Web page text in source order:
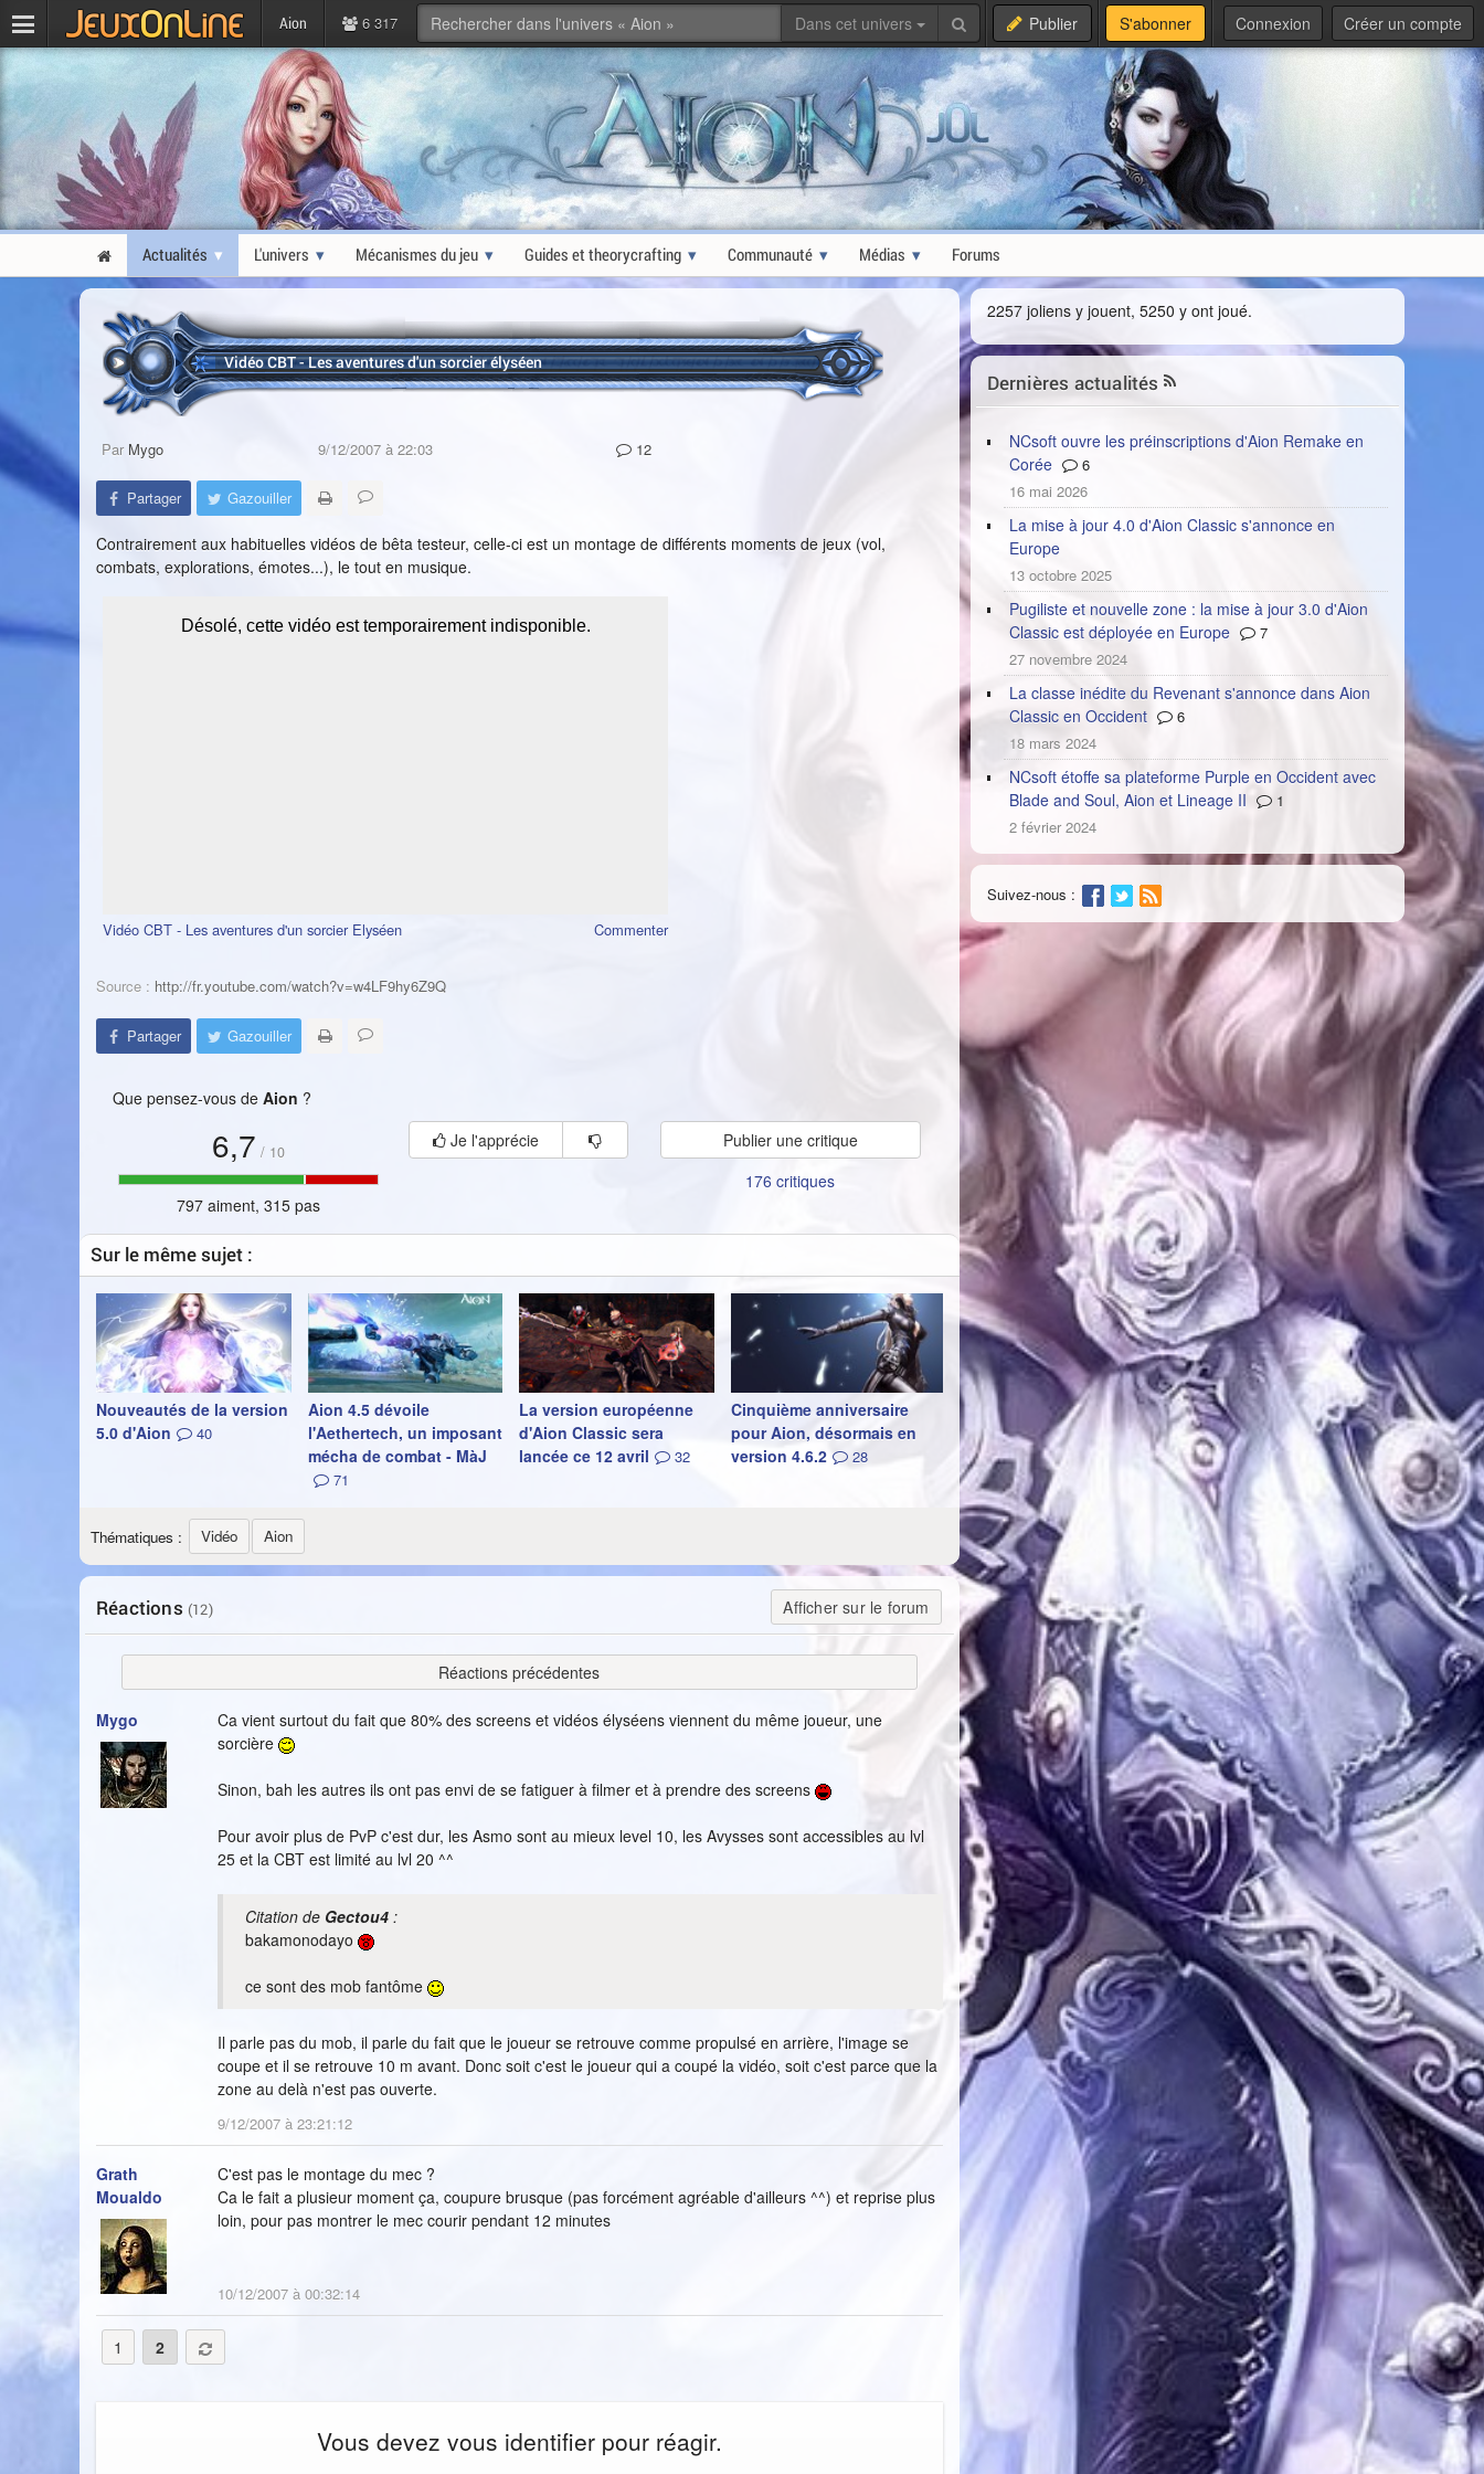
Aion 6 317 Dans cet univers Publier S'abonner Connexion Créer un compte
Actualités L'univers Mécanismes du jeu Guides et theorycrafting Communauté Médias Forums
Vidéo CBT - Les aventures d'un sorcier élyséen
Par Mygo 9/12/2007 à 22:03 12
Partager Gazouiller
Contrairement aux habituelles vidéos de bêta testeur, celle-ci est un montage de différents moments de jeux (vol,
combats, explorations, émotes...), le tout en musique.
Commenter
Vidéo CBT - Les aventures d'un sorcier Elyséen
Source : http://fr.youtube.com/watch?v=w4LF9hy6Z9Q
Partager Gazouiller
Que pensez-vous de Aion ?
6,7 / 10
797 aiment, 315 pas
Je l'apprécie
Publier une critique
176 critiques
Sur le même sujet :
Nouveautés de la version
5.0 d'Aion
40
Aion 4.5 dévoile
l'Aethertech, un imposant
mécha de combat - MàJ
71
La version européenne
d'Aion Classic sera
lancée ce 12 avril
32
Cinquième anniversaire
pour Aion, désormais en
version 4.6.2
28
Thématiques : Vidéo Aion
Réactions (12) Afficher sur le forum
Réactions précédentes
Mygo
Ca vient surtout du fait que 80% des screens et vidéos élyséens viennent du même joueur, une
sorcière
Sinon, bah les autres ils ont pas envi de se fatiguer à filmer et à prendre des screens
Pour avoir plus de PvP c'est dur, les Asmo sont au mieux level 10, les Avysses sont accessibles au lvl
25 et la CBT est limité au lvl 20 ^^
Citation de Gectou4 :
bakamonodayo
ce sont des mob fantôme
Il parle pas du mob, il parle du fait que le joueur se retrouve comme propulsé en arrière, l'image se
coupe et il se retrouve 10 m avant. Donc soit c'est le joueur qui a coupé la vidéo, soit c'est parce que la
zone au delà n'est pas ouverte.
9/12/2007 à 23:21:12
Grath
Moualdo
C'est pas le montage du mec ?
Ca le fait a plusieur moment ça, coupure brusque (pas forcément agréable d'ailleurs ^^) et reprise plus
loin, pour pas montrer le mec courir pendant 12 minutes
10/12/2007 à 00:32:14
1 2
Vous devez vous identifier pour réagir.
2257 joliens y jouent, 5250 y ont joué.
Dernières actualités
NCsoft ouvre les préinscriptions d'Aion Remake en
Corée
6
16 mai 2026
La mise à jour 4.0 d'Aion Classic s'annonce en
Europe
13 octobre 2025
Pugiliste et nouvelle zone : la mise à jour 3.0 d'Aion
Classic est déployée en Europe
7
27 novembre 2024
La classe inédite du Revenant s'annonce dans Aion
Classic en Occident
6
18 mars 2024
NCsoft étoffe sa plateforme Purple en Occident avec
Blade and Soul, Aion et Lineage II
1
2 février 2024
Suivez-nous :